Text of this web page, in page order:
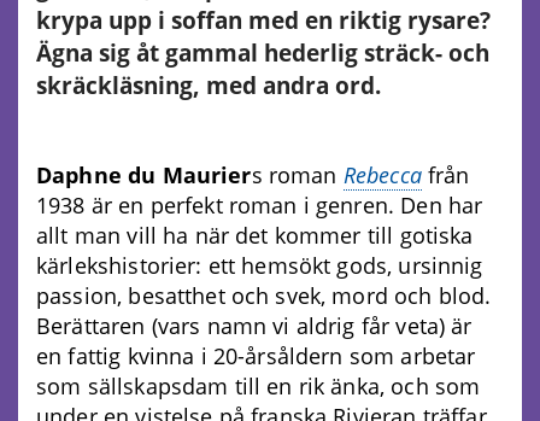
krypa upp i soffan med en riktig rysare?
Ägna sig åt gammal hederlig sträck- och
skräckläsning, med andra ord.
Daphne du Mauriers roman Rebeccafrån
1938 är en perfekt roman i genren. Den har
allt man vill ha när det kommer till gotiska
kärlekshistorier: ett hemsökt gods, ursinnig
passion, besatthet och svek, mord och blod.
Berättaren (vars namn vi aldrig får veta) är
en fattig kvinna i 20-årsåldern som arbetar
som sällskapsdam till en rik änka, och som